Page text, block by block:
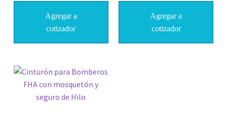
Agregar a
cotizador
Agregar a
cotizador